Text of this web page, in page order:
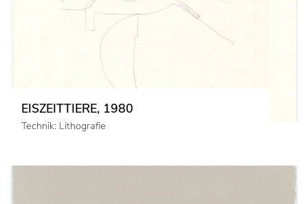
EISZEITTIERE, 1980
Technik: Lithografie